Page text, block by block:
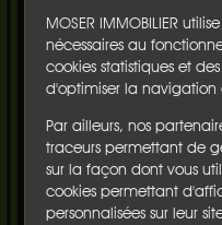
MOSER IMMOBILIER
nécessaires au
cookies statistiques et
d'optimiser la navigation
Par ailleurs, nos
traceurs permettant de
sur la façon dont vous
cookies permettant
personnalisées sur leur